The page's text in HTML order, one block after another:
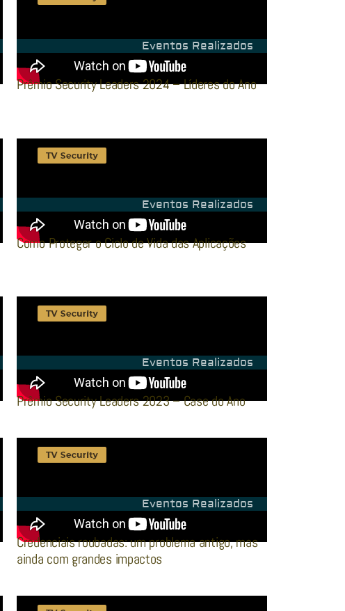
Eventos Realizados
Prêmio Security Leaders 2024 – Líderes do Ano
Eventos Realizados
Como Proteger o Ciclo de Vida das Aplicações
Eventos Realizados
Prêmio Security Leaders 2023 – Case do Ano
Eventos Realizados
Credenciais roubadas: um problema antigo, mas
ainda com grandes impactos